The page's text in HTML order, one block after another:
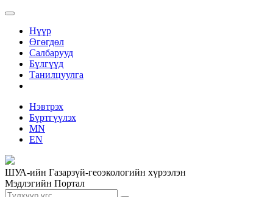
Нүүр
Өгөгдөл
Салбарууд
Бүлгүүд
Танилцуулга
Нэвтрэх
Бүртгүүлэх
MN
EN
ШУА-ийн Газарзүй-геоэкологийн хүрээлэн
Мэдлэгийн Портал